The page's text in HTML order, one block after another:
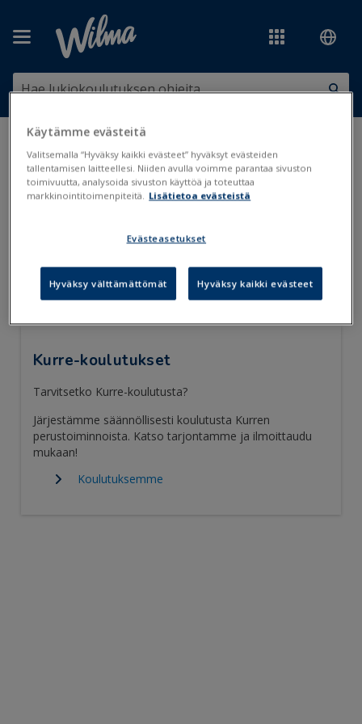
Opintotarjotin
Opintotarjotinvalintojen muokkaus opiskelijan Wilmassa
Kurre-koulutukset
Tarvitsetko Kurre-koulutusta?
Järjestämme säännöllisesti koulutusta Kurren
perustoiminnoista. Katso tarjontamme ja ilmoittaudu
mukaan!
Koulutuksemme
Käytämme evästeitä
Valitsemalla “Hyväksy kaikki evästeet” hyväksyt evästeiden
tallentamisen laitteellesi. Niiden avulla voimme parantaa sivuston
toimivuutta, analysoida sivuston käyttöä ja toteuttaa
markkinointitoimenpiteitä. Lisätietoa evästeistä
Evästeasetukset
Hyväksy välttämättömät Hyväksy kaikki evästeet